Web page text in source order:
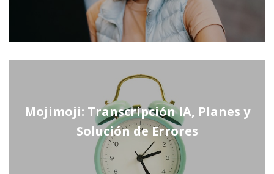
Mojimoji: Transcripción IA, Planes y
Solución de Errores